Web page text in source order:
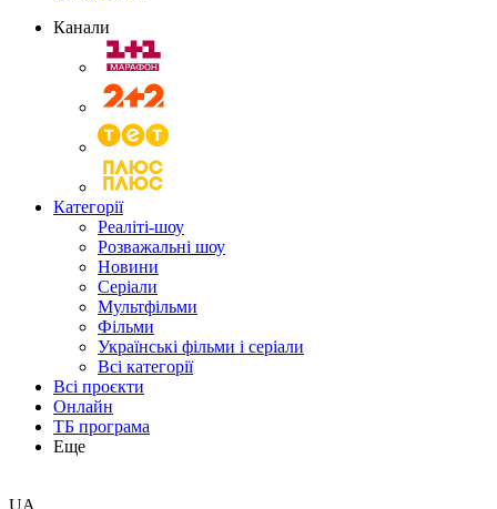
Канали
Категорії
Реаліті-шоу
Розважальні шоу
Новини
Серіали
Мультфільми
Фільми
Українські фільми і серіали
Всі категорії
Всі проєкти
Онлайн
ТБ програма
Еще
UA